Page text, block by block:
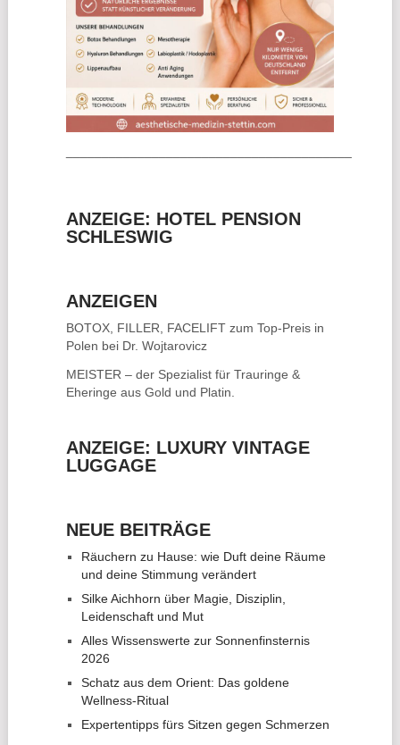
ANZEIGE: HOTEL PENSION
SCHLESWIG
ANZEIGEN
BOTOX, FILLER, FACELIFTzum Top-Preis in
Polen bei Dr. Wojtarovicz
MEISTER – der Spezialist für Trauringe &
Eheringe aus Gold und Platin.
ANZEIGE: LUXURY VINTAGE
LUGGAGE
NEUE BEITRÄGE
Räuchern zu Hause: wie Duft deine Räume
und deine Stimmung verändert
Silke Aichhorn über Magie, Disziplin,
Leidenschaft und Mut
Alles Wissenswerte zur Sonnenfinsternis
2026
Schatz aus dem Orient: Das goldene
Wellness-Ritual
Expertentipps fürs Sitzen gegen Schmerzen